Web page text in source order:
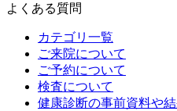
よくある質問
カテゴリ一覧
ご来院について
ご予約について
検査について
健康診断の事前資料や